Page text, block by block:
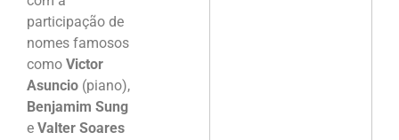
participação de
nomes famosos
como Victor
Asuncio (piano),
Benjamim Sung
e Valter Soares